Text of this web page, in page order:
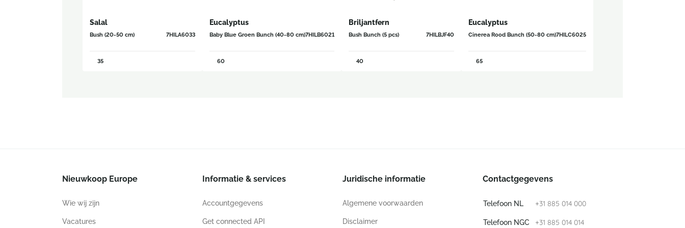
Salal
Bush (20-50 cm) 7HILA6033
35
Eucalyptus
Baby Blue Groen Bunch (40-80 cm)7HILB6021
60
Briljantfern
Bush Bunch (5 pcs) 7HILBJF40
40
Eucalyptus
Cinerea Rood Bunch (50-80 cm)7HILC6025
65
Nieuwkoop Europe
Wie wij zijn
Vacatures
Informatie & services
Accountgegevens
Get connected API
Juridische informatie
Algemene voorwaarden
Disclaimer
Contactgegevens
Telefoon NL +31 885 014 000
Telefoon NGC +31 885 014 014